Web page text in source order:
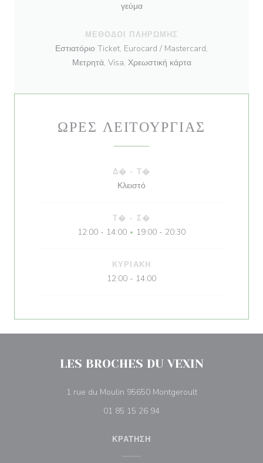
γεύμα
ΜΈΘΟΔΟΙ ΠΛΗΡΩΜΉΣ
Εστιατόριο Ticket, Eurocard / Mastercard,
Μετρητά, Visa, Χρεωστική κάρτα
ΏΡΕΣ ΛΕΙΤΟΥΡΓΊΑΣ
Δ� -Τ�
Κλειστό
Τ� - Σ�
12:00 - 14:00 • 19:00 - 20:30
ΚΥΡΙΑΚΉ
12:00 - 14:00
LES BROCHES DU VEXIN
1 rue du Moulin 95650 Montgeroult((ανοίγει σε νέο
01 85 15 26 94
ΚΡΆΤΗΣΗ